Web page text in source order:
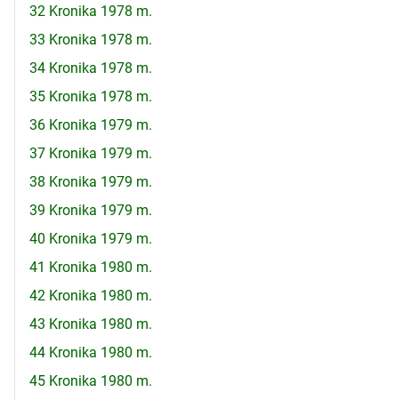
32 Kronika 1978 m.
33 Kronika 1978 m.
34 Kronika 1978 m.
35 Kronika 1978 m.
36 Kronika 1979 m.
37 Kronika 1979 m.
38 Kronika 1979 m.
39 Kronika 1979 m.
40 Kronika 1979 m.
41 Kronika 1980 m.
42 Kronika 1980 m.
43 Kronika 1980 m.
44 Kronika 1980 m.
45 Kronika 1980 m.